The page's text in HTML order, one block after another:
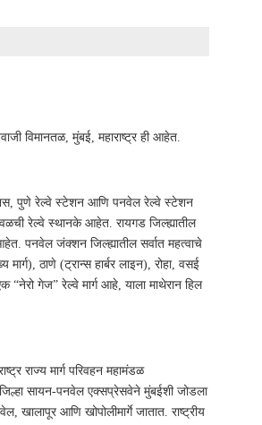
विमानतळ, मुंबई, महाराष्ट्र ही आहेत.
पुणे रेल्वे स्टेशन आणि पनवेल रेल्वे स्टेशन
जवळची रेल्वे स्थानके आहेत. रायगड जिल्ह्यातील
पनवेल जंक्शन जिल्ह्यातील सर्वात महत्वाचे
ठाणे (ट्रान्स हार्बर लाइन), रोहा, वसई
गेज” रेल्वे मार्ग आहे, याला माथेरान हिल
राज्य मार्ग परिवहन महामंडळ
सायन-पनवेल एक्सप्रेसवेने मुंबईशी जोडला
खालापूर आणि खोपोलीमार्गे जातात. राष्ट्रीय